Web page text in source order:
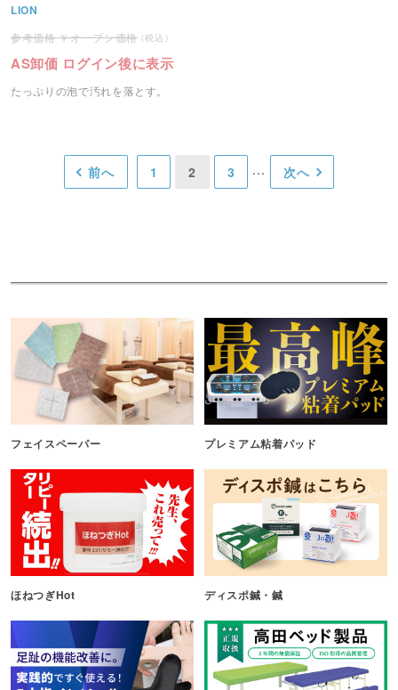
LION
オープン価格
AS卸価 ログイン後に表示
たっぷりの泡で汚れを落とす。
前へ 1 2 3 次へ
フェイスペーパー プレミアム粘着パッド
ほねつぎHot ディスポ鍼・鍼